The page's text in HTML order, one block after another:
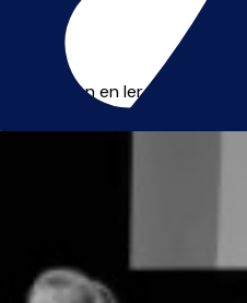
en leren. Je kunt